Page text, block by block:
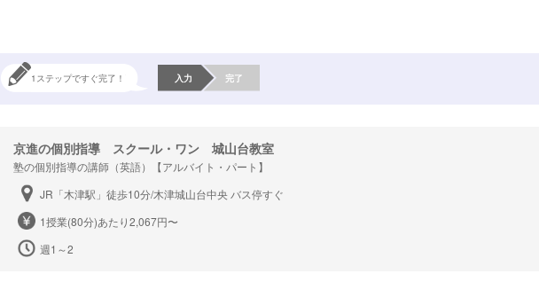
1ステップですぐ完了！ 入力 完了
京進の個別指導 スクール・ワン 城山台教室
塾の個別指導の講師（英語）【アルバイト・パート】
JR「木津駅」徒歩10分/木津城山台中央 バス停すぐ
1授業(80分)あたり2,067円〜
週1～2